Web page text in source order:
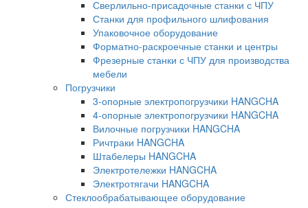
Сверлильно-присадочные станки с ЧПУ
Станки для профильного шлифования
Упаковочное оборудование
Форматно-раскроечные станки и центры
Фрезерные станки с ЧПУ для производства
мебели
Погрузчики
3-опорные электропогрузчики HANGCHA
4-опорные электропогрузчики HANGCHA
Вилочные погрузчики HANGCHA
Ричтраки HANGCHA
Штабелеры HANGCHA
Электротележки HANGCHA
Электротягачи HANGCHA
Стеклообрабатывающее оборудование